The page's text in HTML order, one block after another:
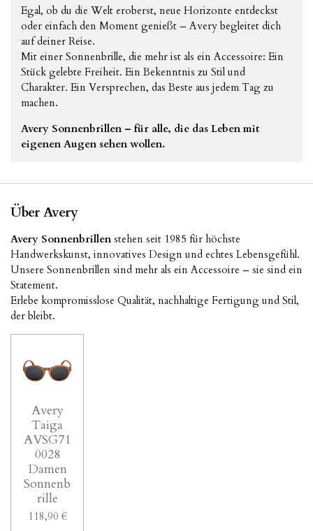
Egal, ob du die Welt eroberst, neue Horizonte entdeckst
oder einfach den Moment genießt – Avery begleitet dich
auf deiner Reise.
Mit einer Sonnenbrille, die mehr ist als ein Accessoire: Ein
Stück gelebte Freiheit. Ein Bekenntnis zu Stil und
Charakter. Ein Versprechen, das Beste aus jedem Tag zu
machen.
Avery Sonnenbrillen – für alle, die das Leben mit
eigenen Augen sehen wollen.
Über Avery
Avery Sonnenbrillenstehen seit 1985 für höchste
Handwerkskunst, innovatives Design und echtes Lebensgefühl.
Unsere Sonnenbrillen sind mehr als ein Accessoire – sie sind ein
Statement.
Erlebe kompromisslose Qualität, nachhaltige Fertigung und Stil,
der bleibt.
Avery
Taiga
AVSG71
0028
Damen
Sonnenb
rille
118,90 €